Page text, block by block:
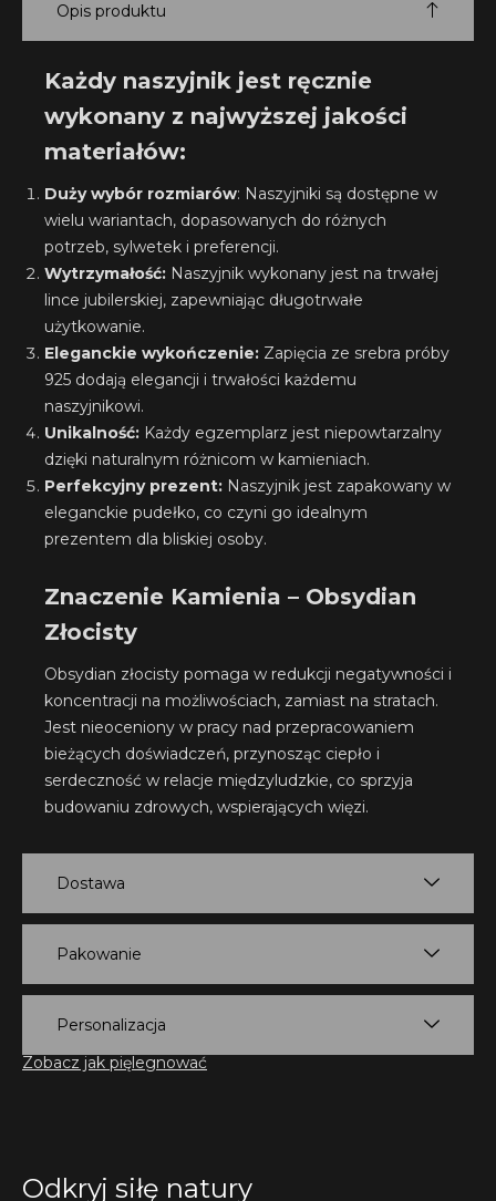
Opis produktu
Każdy naszyjnik jest ręcznie
wykonany z najwyższej jakości
materiałów:
Duży wybór rozmiarów: Naszyjniki są dostępne w
wielu wariantach, dopasowanych do różnych
potrzeb, sylwetek i preferencji.
Wytrzymałość: Naszyjnik wykonany jest na trwałej
lince jubilerskiej, zapewniając długotrwałe
użytkowanie.
Eleganckie wykończenie: Zapięcia ze srebra próby
925 dodają elegancji i trwałości każdemu
naszyjnikowi.
Unikalność: Każdy egzemplarz jest niepowtarzalny
dzięki naturalnym różnicom w kamieniach.
Perfekcyjny prezent: Naszyjnik jest zapakowany w
eleganckie pudełko, co czyni go idealnym
prezentem dla bliskiej osoby.
Znaczenie Kamienia – Obsydian
Złocisty
Obsydian złocisty pomaga w redukcji negatywności i
koncentracji na możliwościach, zamiast na stratach.
Jest nieoceniony w pracy nad przepracowaniem
bieżących doświadczeń, przynosząc ciepło i
serdeczność w relacje międzyludzkie, co sprzyja
budowaniu zdrowych, wspierających więzi.
Dostawa
Pakowanie
Personalizacja
Zobacz jak pięlegnować
Odkryj siłę natury